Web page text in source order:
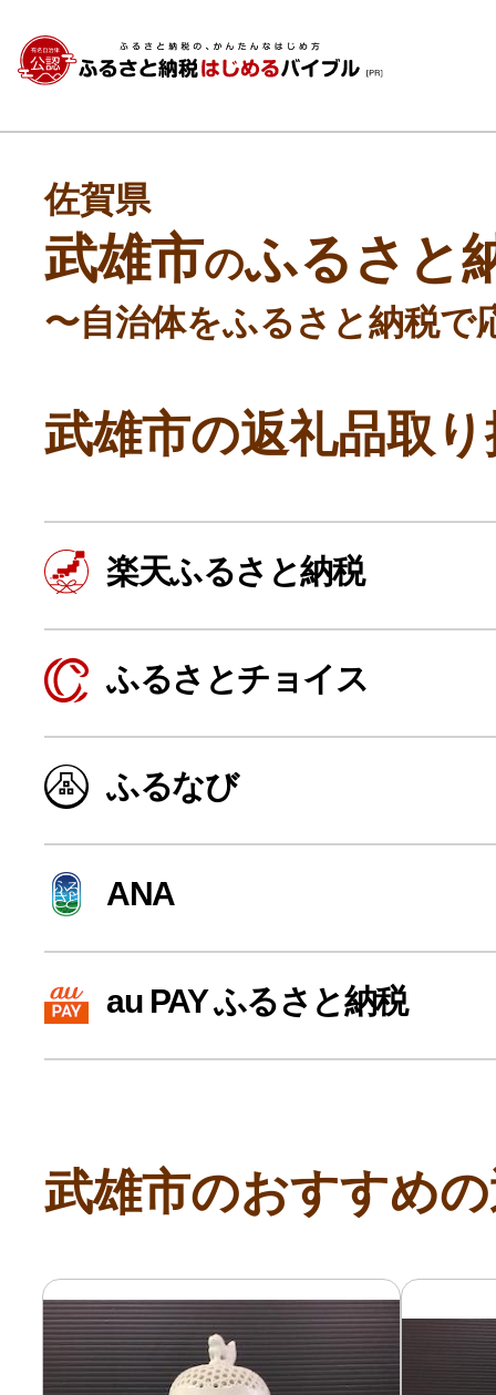
よく見られている返礼品
ふるさと納税徹底比較
寄付上限額シミュレーション
副業・パラレルワーカー
個人事業主・フリーラン
個人事業・フリーランス
佐賀県
武雄市のふるさと
〜自治体をふるさと納税で
武雄市の返礼品取
楽天ふるさと納税
ふるさとチョイス
ふるなび
ANA
au PAY ふるさと納税
武雄市のおすすめ